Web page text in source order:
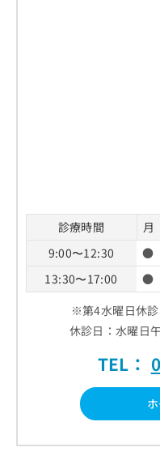
診療時間 月
9:00〜12:30
●
13:30〜17:00
●
※第4水曜日休診
休診日：水曜日
TEL：